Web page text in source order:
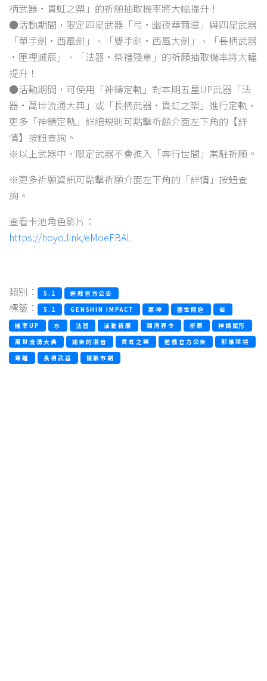
柄武器·貫虹之槊」的祈願抽取機率將大幅提升！
●活動期間，限定四星武器「弓·幽夜華爾滋」與四星武器
「單手劍·西風劍」、「雙手劍·西風大劍」、「長柄武器
·匣裡滅辰」、「法器·祭禮殘章」的祈願抽取機率將大幅
提升！
●活動期間，可使用「神鑄定軌」對本期五星UP武器「法
器·萬世流湧大典」或「長柄武器·貫虹之槊」進行定軌，
更多「神鑄定軌」詳細規則可點擊祈願介面左下角的【詳
情】按鈕查詢。
※以上武器中，限定武器不會進入「奔行世間」常駐祈願。
※更多祈願資訊可點擊祈願介面左下角的「詳情」按鈕查
詢。
查看卡池角色影片：
https://hoyo.link/eMoeFBAL
類別： 5.2 遊戲官方公告
標籤： 5.2 GENSHIN IMPACT 原神 塵世閒遊
岩
機率UP
水 法器 活動祈願 淵海界令 祈願
神鑄賦形
萬世流湧大典
諭告的潮音 貫虹之槊 遊戲官方公告
那維萊特
鍾離
長柄武器 陵藪市朝